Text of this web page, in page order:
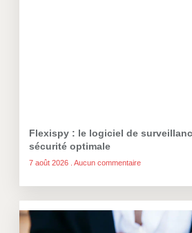
Flexispy : le logiciel de
sécurité optimale
7 août 2026 Aucun commentaire